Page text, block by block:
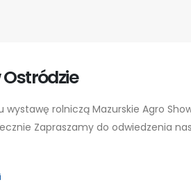
Ostródzie
rolniczą Mazurskie Agro
Zapraszamy do odwiedzenia